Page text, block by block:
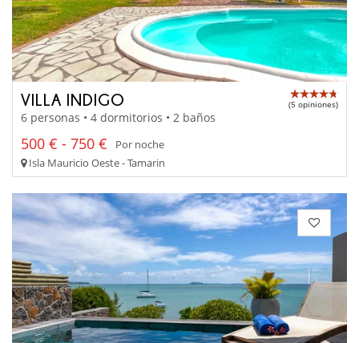
VILLA INDIGO (5 opiniones)
6 personas • 4 dormitorios • 2 baños
500 € - 750 €
Por noche
Isla Mauricio Oeste - Tamarin